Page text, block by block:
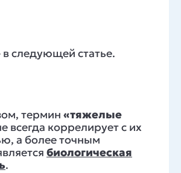
в следующей статье.
термин «тяжелые
всегда коррелирует с их
а более точным
биологическая
.